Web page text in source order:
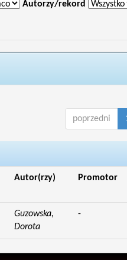
Autorzy/rekord
poprzedni
Autor(rzy) Promotor
Guzowska,
Dorota
-